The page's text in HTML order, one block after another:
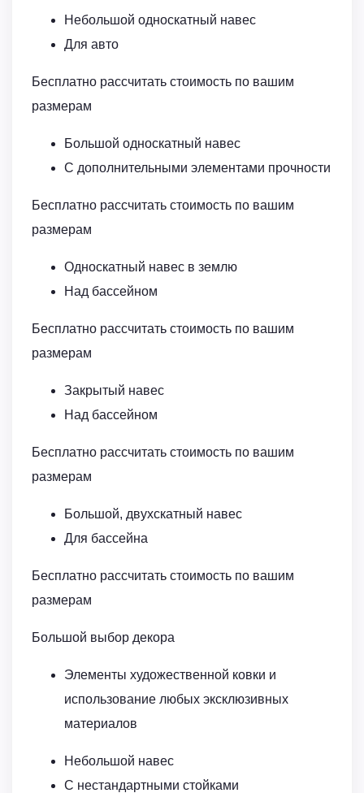
Небольшой односкатный навес
Для авто
Бесплатно рассчитать стоимость по вашим
размерам
Большой односкатный навес
С дополнительными элементами прочности
Бесплатно рассчитать стоимость по вашим
размерам
Односкатный навес в землю
Над бассейном
Бесплатно рассчитать стоимость по вашим
размерам
Закрытый навес
Над бассейном
Бесплатно рассчитать стоимость по вашим
размерам
Большой, двухскатный навес
Для бассейна
Бесплатно рассчитать стоимость по вашим
размерам
Большой выбор декора
Элементы художественной ковки и
использование любых эксклюзивных
материалов
Небольшой навес
С нестандартными стойками